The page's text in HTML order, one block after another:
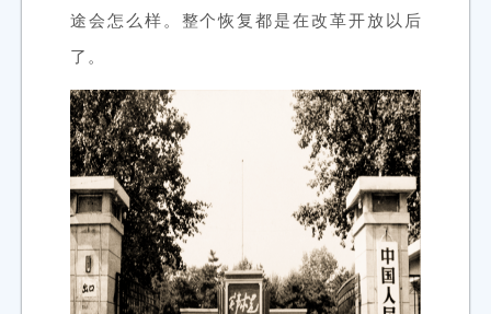
途会怎么样。整个恢复都是在改革开放以后
了。